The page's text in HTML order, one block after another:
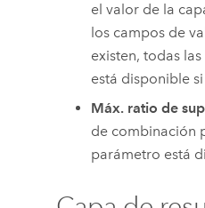
el valor de la
los campos de
existen, todas
está disponible
Máx. ratio de
de combinación
parámetro está